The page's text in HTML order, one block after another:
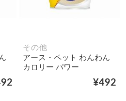
その他
アース・ペット わんわん
カロリー パワー
¥492